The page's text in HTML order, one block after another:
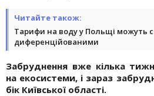
Читайте також:
Тарифи на воду у Польщі можуть
диференційованими
Забруднення вже кілька
на екосистеми, і зараз
бік Київської області.